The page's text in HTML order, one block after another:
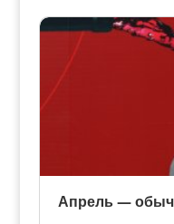
с натуральным
Праздники
Апрель —